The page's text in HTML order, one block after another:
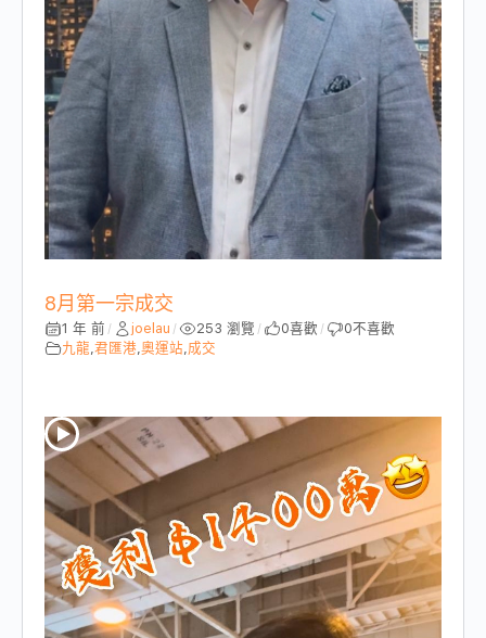
8月第一宗成交
1 年 前 / joelau / 253 瀏覽 / 0喜歡 / 0不喜歡
九龍 君匯港 奧運站 成交